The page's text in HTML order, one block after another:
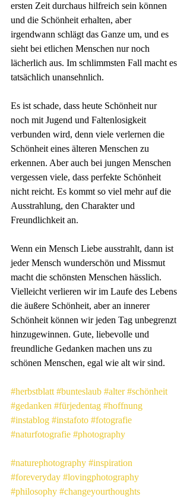
ersten Zeit durchaus hilfreich sein können
und die Schönheit erhalten, aber
irgendwann schlägt das Ganze um, und es
sieht bei etlichen Menschen nur noch
lächerlich aus. Im schlimmsten Fall macht es
tatsächlich unansehnlich.
Es ist schade, dass heute Schönheit nur
noch mit Jugend und Faltenlosigkeit
verbunden wird, denn viele verlernen die
Schönheit eines älteren Menschen zu
erkennen. Aber auch bei jungen Menschen
vergessen viele, dass perfekte Schönheit
nicht reicht. Es kommt so viel mehr auf die
Ausstrahlung, den Charakter und
Freundlichkeit an.
Wenn ein Mensch Liebe ausstrahlt, dann ist
jeder Mensch wunderschön und Missmut
macht die schönsten Menschen hässlich.
Vielleicht verlieren wir im Laufe des Lebens
die äußere Schönheit, aber an innerer
Schönheit können wir jeden Tag unbegrenzt
hinzugewinnen. Gute, liebevolle und
freundliche Gedanken machen uns zu
schönen Menschen, egal wie alt wir sind.
#herbstblatt #bunteslaub #alter #schönheit
#gedanken #fürjedentag #hoffnung
#instablog #instafoto #fotografie
#naturfotografie #photography
#naturephotography #inspiration
#foreveryday #lovingphotography
#philosophy #changeyourthoughts